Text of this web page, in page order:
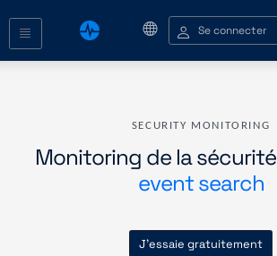
Se connecter
SECURITY MONITORING
Monitoring de la sécurité
event search
J'essaie gratuitement